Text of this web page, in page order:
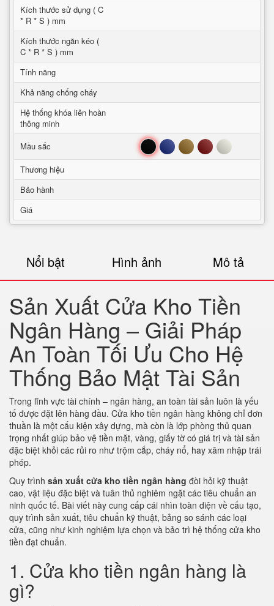
Kích thước sử dụng ( C
* R * S ) mm
Kích thước ngăn kéo (
C * R * S ) mm
Tính năng
Khả năng chống cháy
Hệ thống khóa liên hoàn
thông minh
Mầu sắc
Đen Xanh Nâu Đỏ Trắng
Thương hiệu
Bảo hành
Giá
Nổi bật Hình ảnh Mô tả
Sản Xuất Cửa Kho Tiền
Ngân Hàng – Giải Pháp
An Toàn Tối Ưu Cho Hệ
Thống Bảo Mật Tài Sản
Trong lĩnh vực tài chính – ngân hàng, an toàn tài sản luôn là yếu
tố được đặt lên hàng đầu. Cửa kho tiền ngân hàng không chỉ đơn
thuần là một cấu kiện xây dựng, mà còn là lớp phòng thủ quan
trọng nhất giúp bảo vệ tiền mặt, vàng, giấy tờ có giá trị và tài sản
đặc biệt khỏi các rủi ro như trộm cắp, cháy nổ, hay xâm nhập trái
phép.
Quy trình sản xuất cửa kho tiền ngân hàng đòi hỏi kỹ thuật
cao, vật liệu đặc biệt và tuân thủ nghiêm ngặt các tiêu chuẩn an
ninh quốc tế. Bài viết này cung cấp cái nhìn toàn diện về cấu tạo,
quy trình sản xuất, tiêu chuẩn kỹ thuật, bảng so sánh các loại
cửa, cũng như kinh nghiệm lựa chọn và bảo trì hệ thống cửa kho
tiền đạt chuẩn.
1. Cửa kho tiền ngân hàng là
gì?